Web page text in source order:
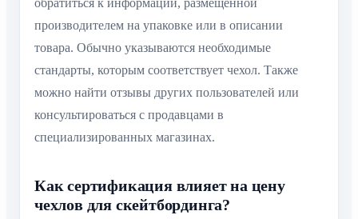
производителем на упаковке или в описании
товара. Обычно указываются необходимые
стандарты, которым соответствует чехол. Также
можно найти отзывы других пользователей или
консультироваться с продавцами в
специализированных магазинах.
Как сертификация влияет на цену
чехлов для скейтбординга?